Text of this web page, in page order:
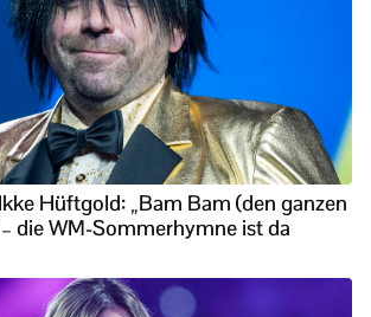
Hüftgold: „Bam Bam (den ganzen
die WM-Sommerhymne ist da